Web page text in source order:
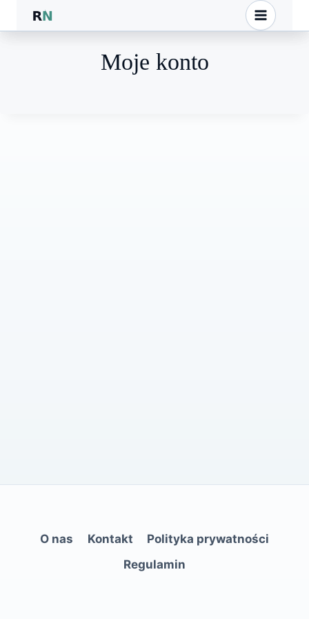
Przejdź
do
Moje konto
O nas Kontakt
Polityka prywatności
Regulamin